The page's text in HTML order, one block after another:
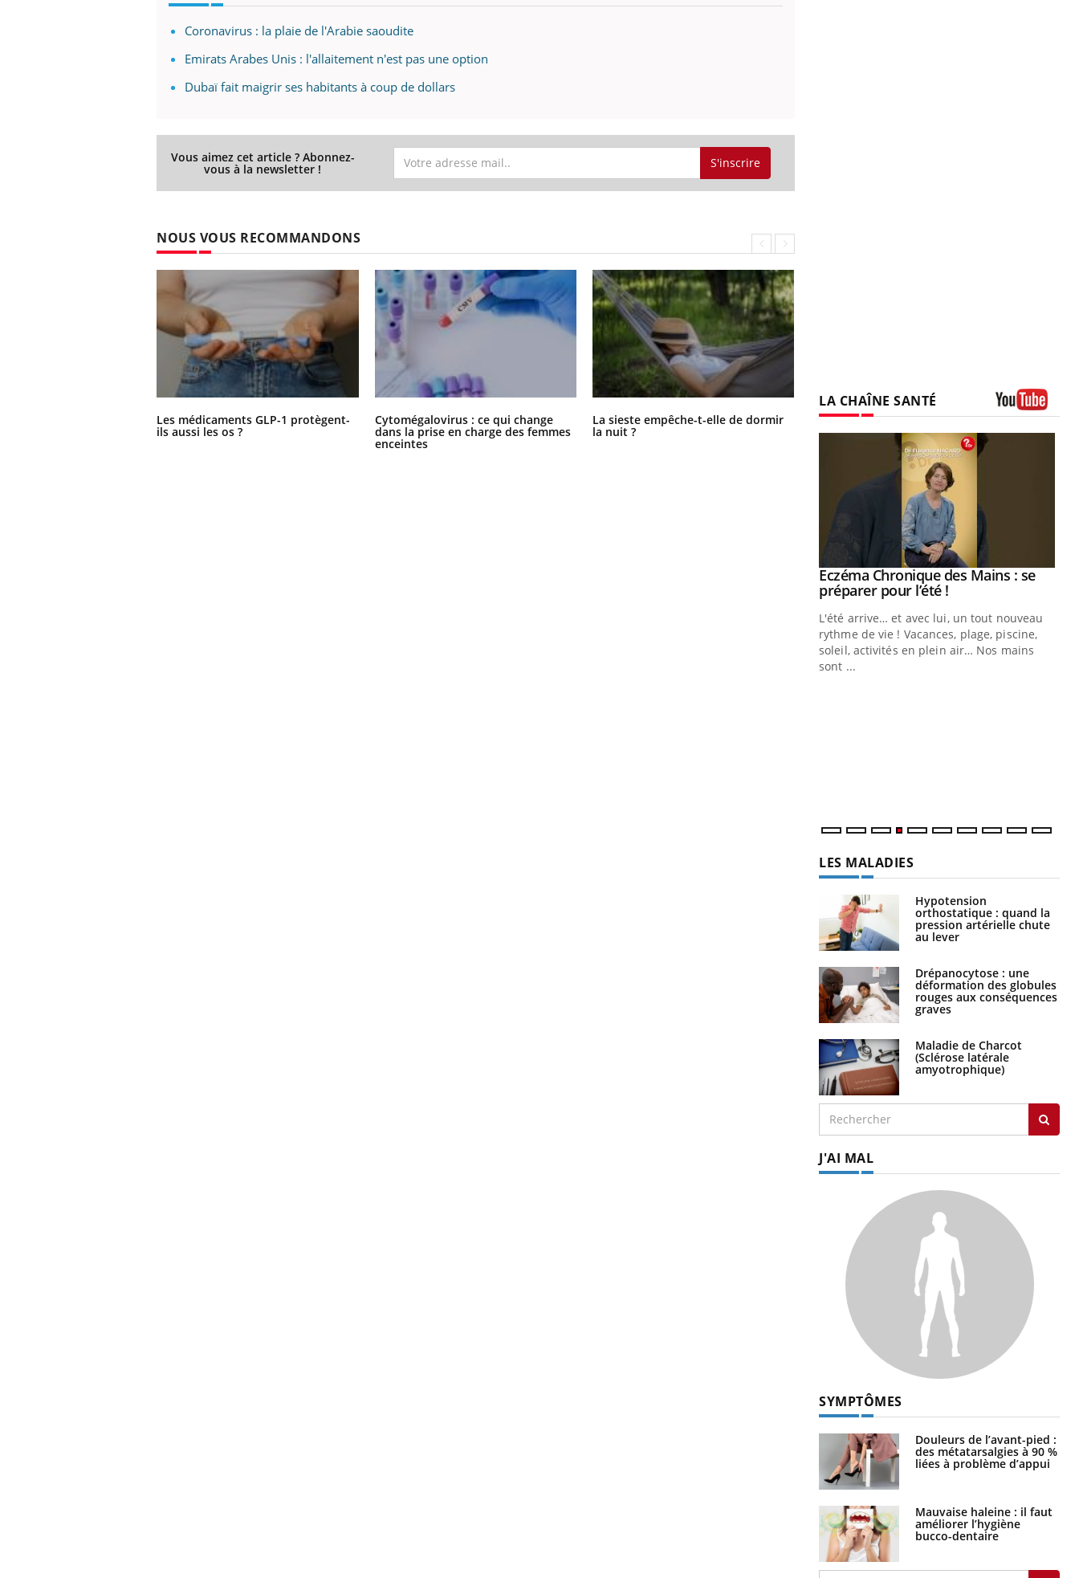
Coronavirus : la plaie de l'Arabie saoudite
Emirats Arabes Unis : l'allaitement n'est pas une option
Dubaï fait maigrir ses habitants à coup de dollars
Vous aimez cet article ? Abonnez-
vous à la newsletter ! S'inscrire
NOUS VOUS RECOMMANDONS
Les médicaments GLP-1 protègent-
ils aussi les os ?
Cytomégalovirus : ce qui change
dans la prise en charge des femmes
enceintes
La sieste empêche-t-elle de dormir
la nuit ?
VIH : la fin du comprimé tous les
LA CHAÎNE SANTÉ
Youtube
Eczéma Chronique des Mains : se
préparer pour l’été !Youtube
L'été arrive… et avec lui, un tout nouveau
rythme de vie ! Vacances, plage, piscine,
soleil, activités en plein air… Nos mains
sont ...
LES MALADIES
Hypotension
orthostatique : quand la
pression artérielle chute
au lever
Drépanocytose : une
déformation des globules
rouges aux conséquences
graves
Maladie de Charcot
(Sclérose latérale
amyotrophique)
J'AI MAL
SYMPTÔMES
Douleurs de l’avant-pied :
des métatarsalgies à 90 %
liées à problème d’appui
Mauvaise haleine : il faut
améliorer l’hygiène
bucco-dentaire